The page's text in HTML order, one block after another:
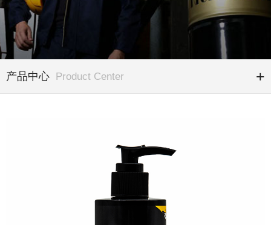
产品中心 Product Center